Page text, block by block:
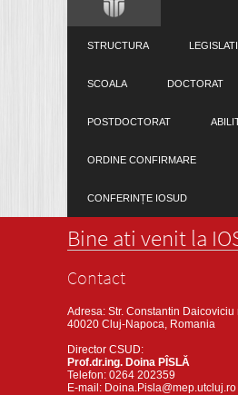
STRUCTURA
SCOALA DOCTORAT
POSTDOCTORAT
ORDINE CONFIRMARE
CONFERINȚE IOSUD
Bine ati venit la
Contact
Adresa: Str. Constantin Daicoviciu
40020 Cluj-Napoca, Romania
Director CSUD:
Prof.dr.ing. Doina PÎSLĂ
Telefon: 0264 202359
E-mail: Doina.Pisla@mep.utcluj.ro